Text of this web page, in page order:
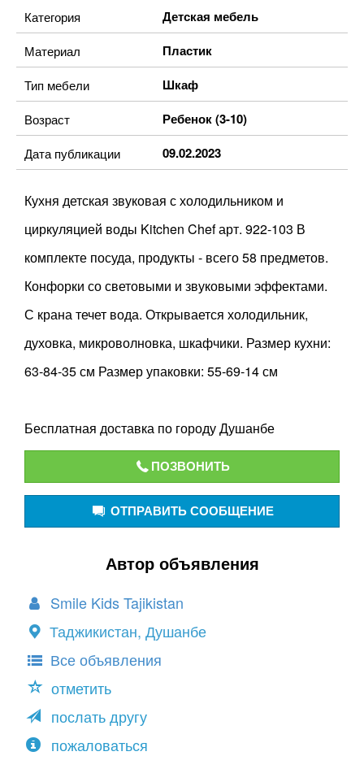
Категория Детская мебель
Материал Пластик
Тип мебели Шкаф
Возраст Ребенок (3-10)
Дата публикации 09.02.2023
Кухня детская звуковая с холодильником и
циркуляцией воды Kitchen Chef арт. 922-103 В
комплекте посуда, продукты - всего 58 предметов.
Конфорки со световыми и звуковыми эффектами.
С крана течет вода. Открывается холодильник,
духовка, микроволновка, шкафчики. Размер кухни:
63-84-35 см Размер упаковки: 55-69-14 см
Бесплатная доставка по городу Душанбе
ПОЗВОНИТЬ
ОТПРАВИТЬ СООБЩЕНИЕ
Автор объявления
Smile Kids Tajikistan
Таджикистан, Душанбе
Все объявления
отметить
послать другу
пожаловаться